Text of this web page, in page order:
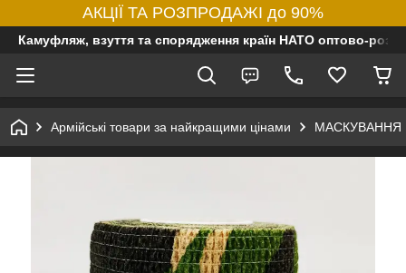
АКЦІЇ ТА РОЗПРОДАЖІ до 90%
Камуфляж, взуття та спорядження країн НАТО оптово-
Армійські товари за найкращими цінами МАСКУВАННЯ